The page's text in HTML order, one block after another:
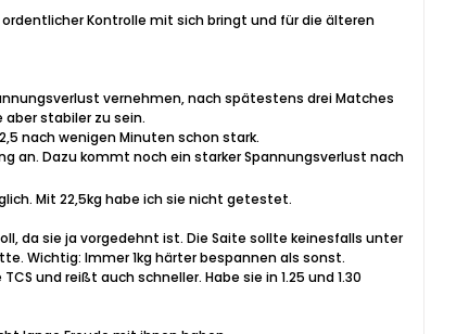
Kontrolle mit sich bringt und für die älteren
vernehmen, nach spätestens drei Matches
aber stabiler zu sein.
nach wenigen Minuten schon stark.
an. Dazu kommt noch ein starker Spannungsverlust nach
Mit 22,5kg habe ich sie nicht getestet.
da sie ja vorgedehnt ist. Die Saite sollte keinesfalls unter
Wichtig: Immer 1kg härter bespannen als sonst.
und reißt auch schneller. Habe sie in 1.25 und 1.30